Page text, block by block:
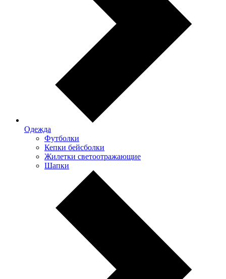
Одежда
Футболки
Кепки бейсболки
Жилетки светоотражающие
Шапки